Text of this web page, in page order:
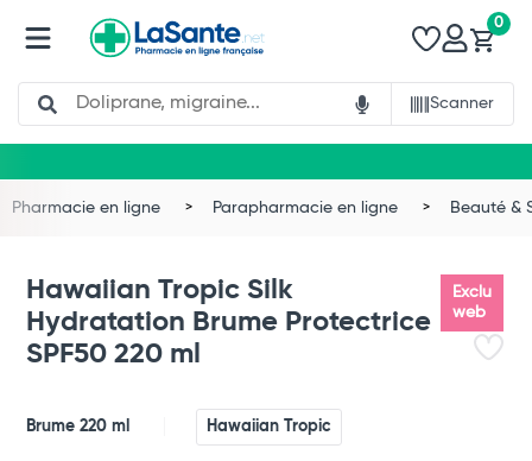
Search
Scanner
0
Pharmacie en ligne Parapharmacie en ligne Beauté &
Exclu
web
Hawaiian Tropic Silk
Hydratation Brume Protectrice
SPF50 220 ml
Brume 220 ml Hawaiian Tropic